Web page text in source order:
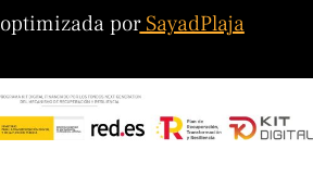
optimizada porSayadPlaja